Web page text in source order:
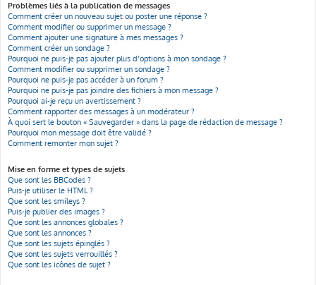
Problèmes liés à la publication de messages
Comment créer un nouveau sujet ou poster une réponse ?
Comment modifier ou supprimer un message ?
Comment ajouter une signature à mes messages ?
Comment créer un sondage ?
Pourquoi ne puis-je pas ajouter plus d’options à mon sondage ?
Comment modifier ou supprimer un sondage ?
Pourquoi ne puis-je pas accéder à un forum ?
Pourquoi ne puis-je pas joindre des fichiers à mon message ?
Pourquoi ai-je reçu un avertissement ?
Comment rapporter des messages à un modérateur ?
À quoi sert le bouton « Sauvegarder » dans la page de rédaction de message ?
Pourquoi mon message doit être validé ?
Comment remonter mon sujet ?
Mise en forme et types de sujets
Que sont les BBCodes ?
Puis-je utiliser le HTML ?
Que sont les smileys ?
Puis-je publier des images ?
Que sont les annonces globales ?
Que sont les annonces ?
Que sont les sujets épinglés ?
Que sont les sujets verrouillés ?
Que sont les icônes de sujet ?